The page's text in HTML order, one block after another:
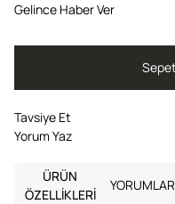
Gelince Haber Ver
Tavsiye Et
Yorum Yaz
ÜRÜN
ÖZELLIKLERI
YORUMLAR